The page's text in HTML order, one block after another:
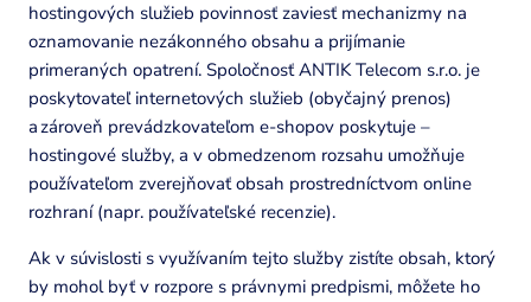
hostingových služieb povinnosť zaviesť mechanizmy na
oznamovanie nezákonného obsahu a prijímanie
primeraných opatrení. Spoločnosť ANTIK Telecom s.r.o. je
poskytovateľ internetových služieb (obyčajný prenos)
a zároveň prevádzkovateľom e-shopov poskytuje –
hostingové služby, a v obmedzenom rozsahu umožňuje
používateľom zverejňovať obsah prostredníctvom online
rozhraní (napr. používateľské recenzie).
Ak v súvislosti s využívaním tejto služby zistíte obsah, ktorý
by mohol byť v rozpore s právnymi predpismi, môžete ho